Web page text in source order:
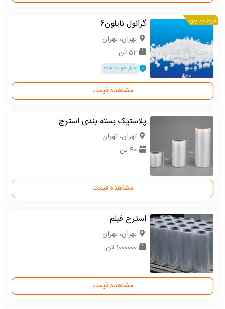
فروشنده ویژه گرانول نایلون6
تهران، تهران
52 تن
احراز هویت شده
مشاهده قیمت
پلاستیک بسته بندی استرج
تهران، تهران
40 تن
مشاهده قیمت
استرج فیلم
تهران، تهران
1000000 تن
مشاهده قیمت